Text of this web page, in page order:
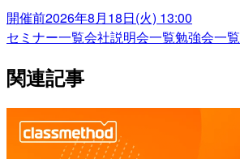
開催前2026年8月18日(火) 13:00
セミナー一覧会社説明会一覧勉強会一覧
関連記事